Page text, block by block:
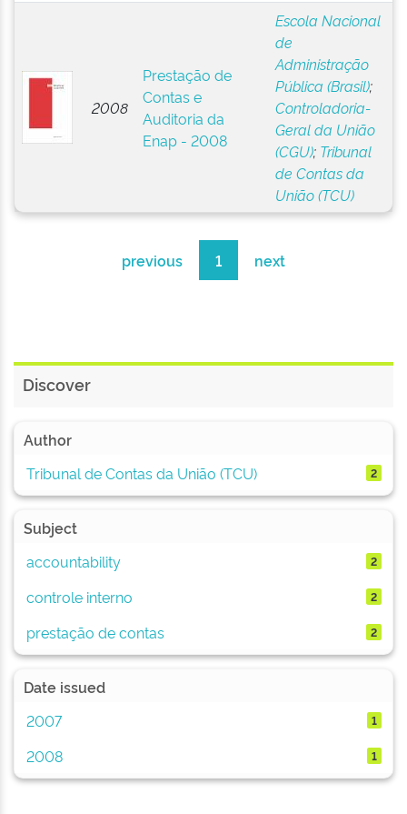
2008
Prestação de
Contas e
Auditoria da
Enap - 2008
Escola Nacional
de
Administração
Pública (Brasil);
Controladoria-
Geral da União
(CGU); Tribunal
de Contas da
União (TCU)
previous 1 next
Discover
Author
Tribunal de Contas da União (TCU)
2
Subject
accountability
2
controle interno 2
prestação de contas 2
Date issued
2007
1
2008 1